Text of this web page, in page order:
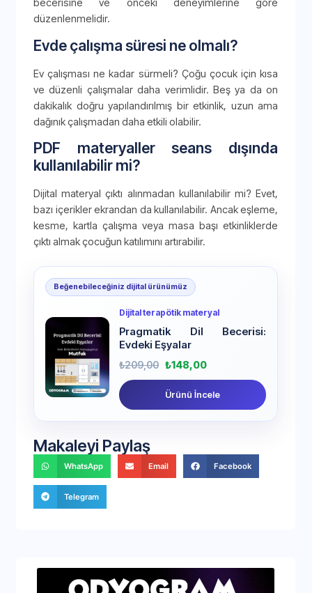
becerisine ve önceki deneyimlerine göre
düzenlenmelidir.
Evde çalışma süresi ne olmalı?
Ev çalışması ne kadar sürmeli? Çoğu çocuk için kısa
ve düzenli çalışmalar daha verimlidir. Beş ya da on
dakikalık doğru yapılandırılmış bir etkinlik, uzun ama
dağınık çalışmadan daha etkili olabilir.
PDF materyaller seans dışında
kullanılabilir mi?
Dijital materyal çıktı alınmadan kullanılabilir mi? Evet,
bazı içerikler ekrandan da kullanılabilir. Ancak eşleme,
kesme, kartla çalışma veya masa başı etkinliklerde
çıktı almak çocuğun katılımını artırabilir.
Beğenebileceğiniz dijital ürünümüz
Dijital terapötik materyal
Pragmatik Dil Becerisi:
Evdeki Eşyalar
₺209,00 ₺148,00
Ürünü İncele
Makaleyi Paylaş
WhatsApp Email Facebook
Telegram